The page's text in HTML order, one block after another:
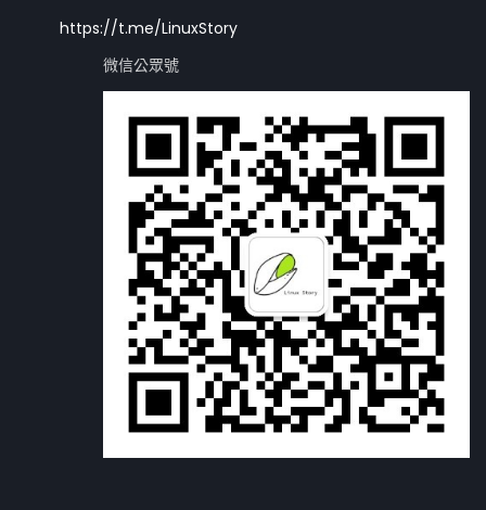
https://t.me/LinuxStory
微信公眾號